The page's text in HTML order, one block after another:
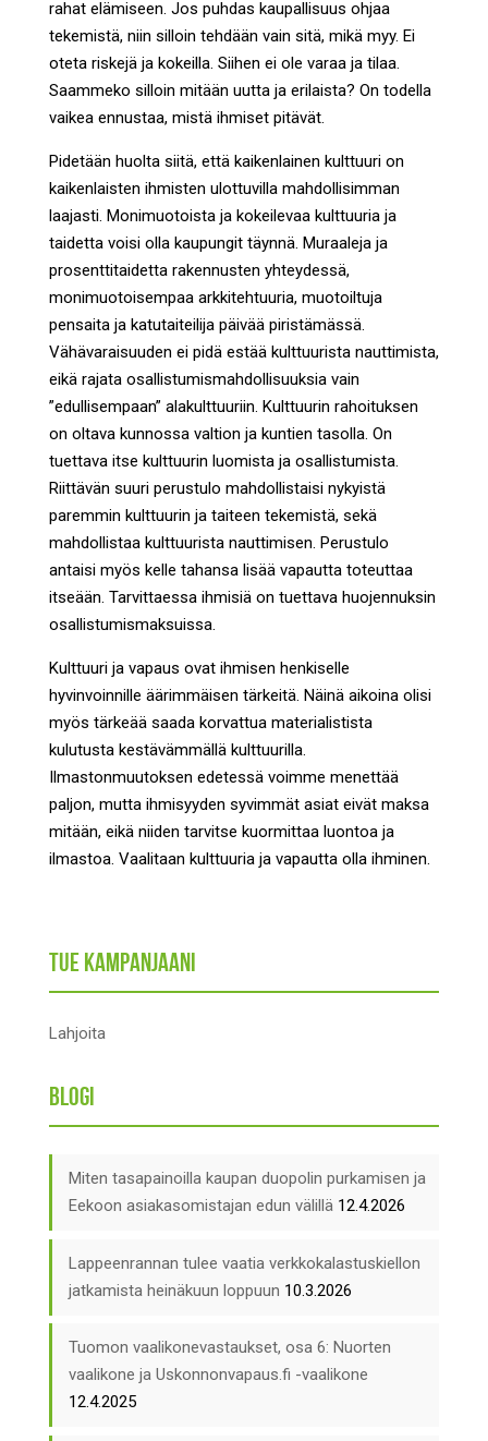
rahat elämiseen. Jos puhdas kaupallisuus ohjaa
tekemistä, niin silloin tehdään vain sitä, mikä myy. Ei
oteta riskejä ja kokeilla. Siihen ei ole varaa ja tilaa.
Saammeko silloin mitään uutta ja erilaista? On todella
vaikea ennustaa, mistä ihmiset pitävät.
Pidetään huolta siitä, että kaikenlainen kulttuuri on
kaikenlaisten ihmisten ulottuvilla mahdollisimman
laajasti. Monimuotoista ja kokeilevaa kulttuuria ja
taidetta voisi olla kaupungit täynnä. Muraaleja ja
prosenttitaidetta rakennusten yhteydessä,
monimuotoisempaa arkkitehtuuria, muotoiltuja
pensaita ja katutaiteilija päivää piristämässä.
Vähävaraisuuden ei pidä estää kulttuurista nauttimista,
eikä rajata osallistumismahdollisuuksia vain
”edullisempaan” alakulttuuriin. Kulttuurin rahoituksen
on oltava kunnossa valtion ja kuntien tasolla. On
tuettava itse kulttuurin luomista ja osallistumista.
Riittävän suuri perustulo mahdollistaisi nykyistä
paremmin kulttuurin ja taiteen tekemistä, sekä
mahdollistaa kulttuurista nauttimisen. Perustulo
antaisi myös kelle tahansa lisää vapautta toteuttaa
itseään. Tarvittaessa ihmisiä on tuettava huojennuksin
osallistumismaksuissa.
Kulttuuri ja vapaus ovat ihmisen henkiselle
hyvinvoinnille äärimmäisen tärkeitä. Näinä aikoina olisi
myös tärkeää saada korvattua materialistista
kulutusta kestävämmällä kulttuurilla.
Ilmastonmuutoksen edetessä voimme menettää
paljon, mutta ihmisyyden syvimmät asiat eivät maksa
mitään, eikä niiden tarvitse kuormittaa luontoa ja
ilmastoa. Vaalitaan kulttuuria ja vapautta olla ihminen.
Tue kampanjaani
Lahjoita
Blogi
Miten tasapainoilla kaupan duopolin purkamisen ja
Eekoon asiakasomistajan edun välillä 12.4.2026
Lappeenrannan tulee vaatia verkkokalastuskiellon
jatkamista heinäkuun loppuun 10.3.2026
Tuomon vaalikonevastaukset, osa 6: Nuorten
vaalikone ja Uskonnonvapaus.fi -vaalikone
12.4.2025